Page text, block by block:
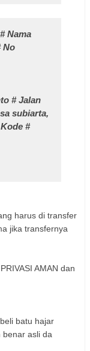
Nama
No
# Jalan
subiarta,
#
harus di transfer
jika transfernya
AMAN dan
batu hajar
asli da